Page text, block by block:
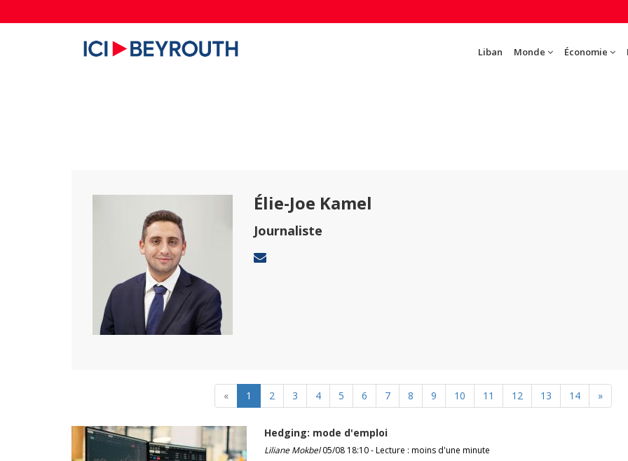
Liban Monde Économie
Élie-Joe Kamel
Journaliste
« 1 2 3 4 5 6 7 8 9 10 11 12 13 14 »
Hedging: mode d'emploi
Liliane Mokbel05/08 18:10 - Lecture : moins d'une minute